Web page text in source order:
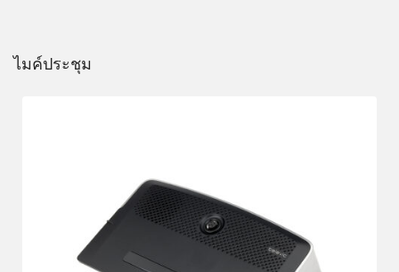
ไมค์ประชุม